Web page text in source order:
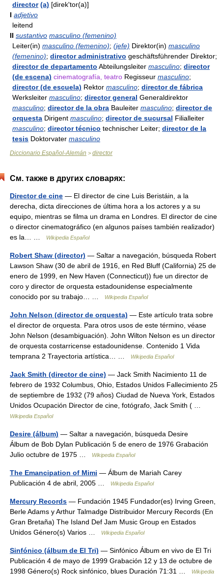
director (a) [direk'tor(a)]
I adjetivo
leitend
II sustantivo masculino (femenino)
Leiter(in) masculino (femenino); (jefe) Direktor(in) masculino
(femenino); director administrativo geschäftsführender Direktor;
director de departamento Abteilungsleiter masculino; director
(de escena) cinematografía, teatro Regisseur masculino;
director (de escuela) Rektor masculino; director de fábrica
Werksleiter masculino; director general Generaldirektor
masculino; director de la obra Bauleiter masculino; director de
orquesta Dirigent masculino; director de sucursal Filialleiter
masculino; director técnico technischer Leiter; director de la
tesis Doktorvater masculino
Diccionario Español-Alemán > director
См. также в других словарях:
Director de cine — El director de cine Luis Beristáin, a la
derecha, dicta direcciones de última hora a los actores y a su
equipo, mientras se filma un drama en Londres. El director de cine
o director cinematográfico (en algunos países también realizador)
es la… …
Wikipedia Español
Robert Shaw (director) — Saltar a navegación, búsqueda Robert
Lawson Shaw (30 de abril de 1916, en Red Bluff (California) 25 de
enero de 1999, en New Haven (Connecticut)) fue un director de
coro y director de orquesta estadounidense especialmente
conocido por su trabajo… …
Wikipedia Español
John Nelson (director de orquesta) — Este artículo trata sobre
el director de orquesta. Para otros usos de este término, véase
John Nelson (desambiguación). John Wilton Nelson es un director
de orquesta costarricense estadounidense. Contenido 1 Vida
temprana 2 Trayectoria artística… …
Wikipedia Español
Jack Smith (director de cine) — Jack Smith Nacimiento 11 de
febrero de 1932 Columbus, Ohio, Estados Unidos Fallecimiento 25
de septiembre de 1932 (79 años) Ciudad de Nueva York, Estados
Unidos Ocupación Director de cine, fotógrafo, Jack Smith ( …
Wikipedia Español
Desire (álbum) — Saltar a navegación, búsqueda Desire
Álbum de Bob Dylan Publicación 5 de enero de 1976 Grabación
Julio octubre de 1975 …
Wikipedia Español
The Emancipation of Mimi — Álbum de Mariah Carey
Publicación 4 de abril, 2005 …
Wikipedia Español
Mercury Records — Fundación 1945 Fundador(es) Irving Green,
Berle Adams y Arthur Talmadge Distribuidor Mercury Records (En
Gran Bretaña) The Island Def Jam Music Group en Estados
Unidos Género(s) Varios …
Wikipedia Español
Sinfónico (álbum de El Tri) — Sinfónico Álbum en vivo de El Tri
Publicación 4 de mayo de 1999 Grabación 12 y 13 de octubre de
1998 Género(s) Rock sinfónico, blues Duración 71:31 …
Wikipedia